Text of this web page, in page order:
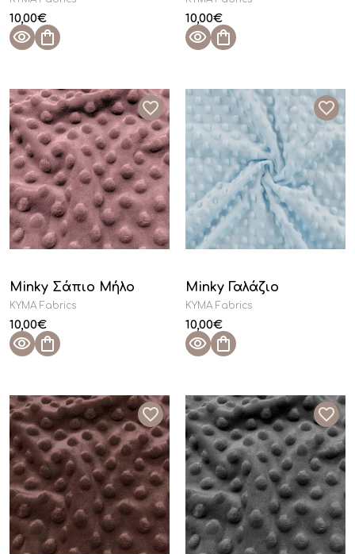
10,00€ 10,00€
Minky Σάπιο Μήλο
KYMA Fabrics
10,00€
Minky Γαλάζιο
KYMA Fabrics
10,00€